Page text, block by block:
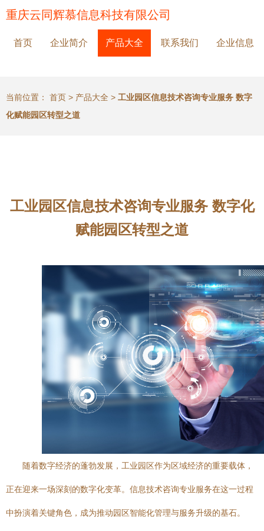
重庆云同辉慕信息科技有限公司
首页 企业简介 产品大全 联系我们 企业信息
当前位置： 首页 > 产品大全 > 工业园区信息技术咨询专业服务 数字
化赋能园区转型之道
工业园区信息技术咨询专业服务 数字化
赋能园区转型之道
随着数字经济的蓬勃发展，工业园区作为区域经济的重要载体，
正在迎来一场深刻的数字化变革。信息技术咨询专业服务在这一过程
中扮演着关键角色，成为推动园区智能化管理与服务升级的基石。